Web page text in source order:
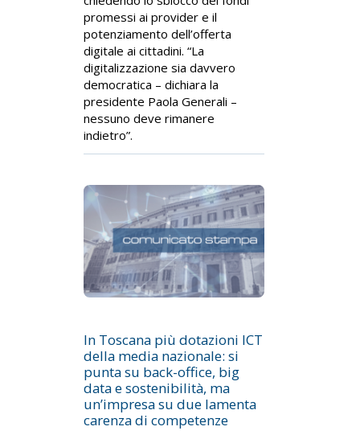
promessi ai provider e il
potenziamento dell’offerta
digitale ai cittadini. “La
digitalizzazione sia davvero
democratica – dichiara la
presidente Paola Generali –
nessuno deve rimanere
indietro”.
In Toscana più dotazioni ICT
della media nazionale: si
punta su back-office, big
data e sostenibilità, ma
un’impresa su due lamenta
carenza di competenze